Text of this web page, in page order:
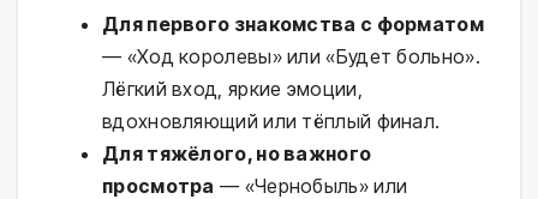
Для первого знакомства с форматом
— «Ход королевы» или «Будет больно».
Лёгкий вход, яркие эмоции,
вдохновляющий или тёплый финал.
Для тяжёлого, но важного
просмотра — «Чернобыль» или